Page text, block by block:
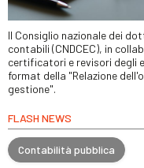
Il Consiglio nazionale dei
contabili (CNDCEC), in
certificatori e revisori degli
format della "Relazione
gestione".
FLASH NEWS
Contabilità pubblica